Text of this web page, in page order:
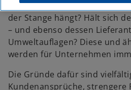
g
i
t
r
a
e
g
e
g
i
t
r
k
a
e
g
e
g
i
t
r
k
a
e
g
e
für das Hemd hergestellt, das
der Stange hängt? Hält sich
– und ebenso dessen
Umweltauflagen? Diese und
werden für Unternehmen
Die Gründe dafür sind
Kundenansprüche, strengere